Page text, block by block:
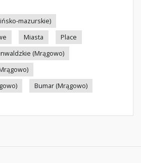
mazurskie)
Miasta
Place
(Mrągowo)
Bumar (Mrągowo)